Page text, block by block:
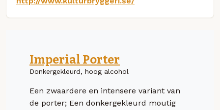
Imperial Porter
Donkergekleurd, hoog alcohol
Een zwaardere en intensere variant van
de porter; Een donkergekleurd moutig